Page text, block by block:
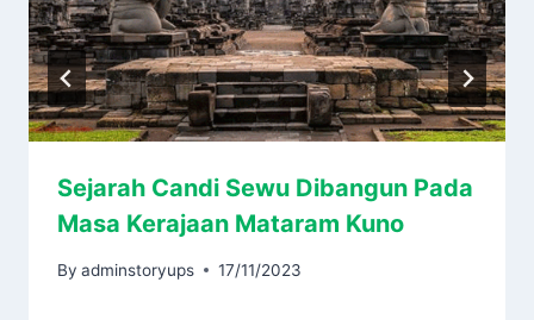
Sejarah Candi Sewu Dibangun Pada
Masa Kerajaan Mataram Kuno
By adminstoryups 17/11/2023